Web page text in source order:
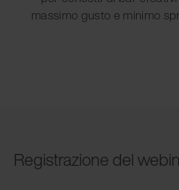
massimo gusto e minimo
Registrazione del